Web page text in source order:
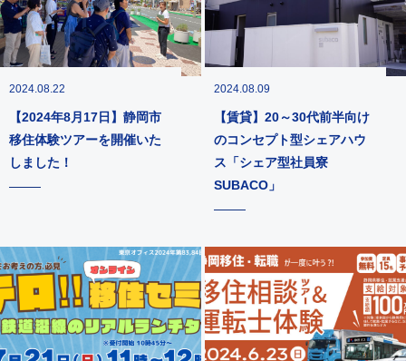
2024.08.22
【2024年8月17日】静岡市
移住体験ツアーを開催いた
しました！
2024.08.09
【賃貸】20～30代前半向け
のコンセプト型シェアハウ
ス「シェア型社員寮
SUBACO」